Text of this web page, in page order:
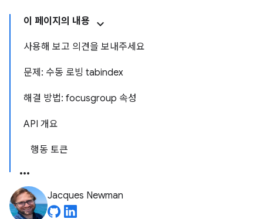
이 페이지의 내용
사용해 보고 의견을 보내주세요
문제: 수동 로빙 tabindex
해결 방법: focusgroup 속성
API 개요
행동 토큰
Jacques Newman